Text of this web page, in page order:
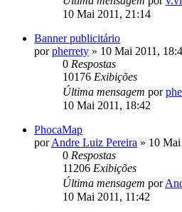
10 Mai 2011, 21:14
Banner publicitário
porpherrety » 10 Mai 2011,
0 Respostas
10176 Exibições
Última mensagem por
10 Mai 2011, 18:42
PhocaMap
porAndre Luiz Pereira » 10 Mai
0 Respostas
11206 Exibições
Última mensagem por
10 Mai 2011, 11:42